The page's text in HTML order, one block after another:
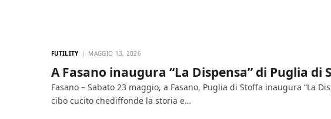
FUTILITY MAGGIO 13, 2026
A Fasano inaugura “La Dispensa” di Puglia di
Fasano – Sabato 23 maggio, a Fasano, Puglia di Stoffa inaugura “La
cibo cucito chediffonde la storia e…